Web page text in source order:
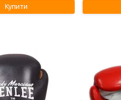
Купити